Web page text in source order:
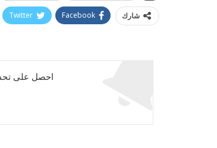
شارك Facebook
Twitter
احصل على